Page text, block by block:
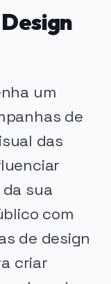
um
de
das
sua
com
de design
criar